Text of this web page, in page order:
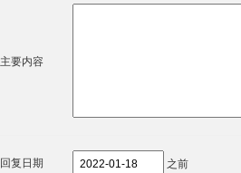
主要内容
回复日期 之前